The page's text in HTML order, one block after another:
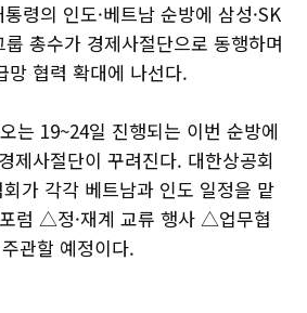
령의 인도·베트남 순방에 삼성·SK
룹 총수가 경제사절단으로 동행하며
망 협력 확대에 나선다.
는 19~24일 진행되는 이번 순방에
제사절단이 꾸려진다. 대한상공회
가 각각 베트남과 인도 일정을 맡
럼 △정·재계 교류 행사 △업무협
관할 예정이다.